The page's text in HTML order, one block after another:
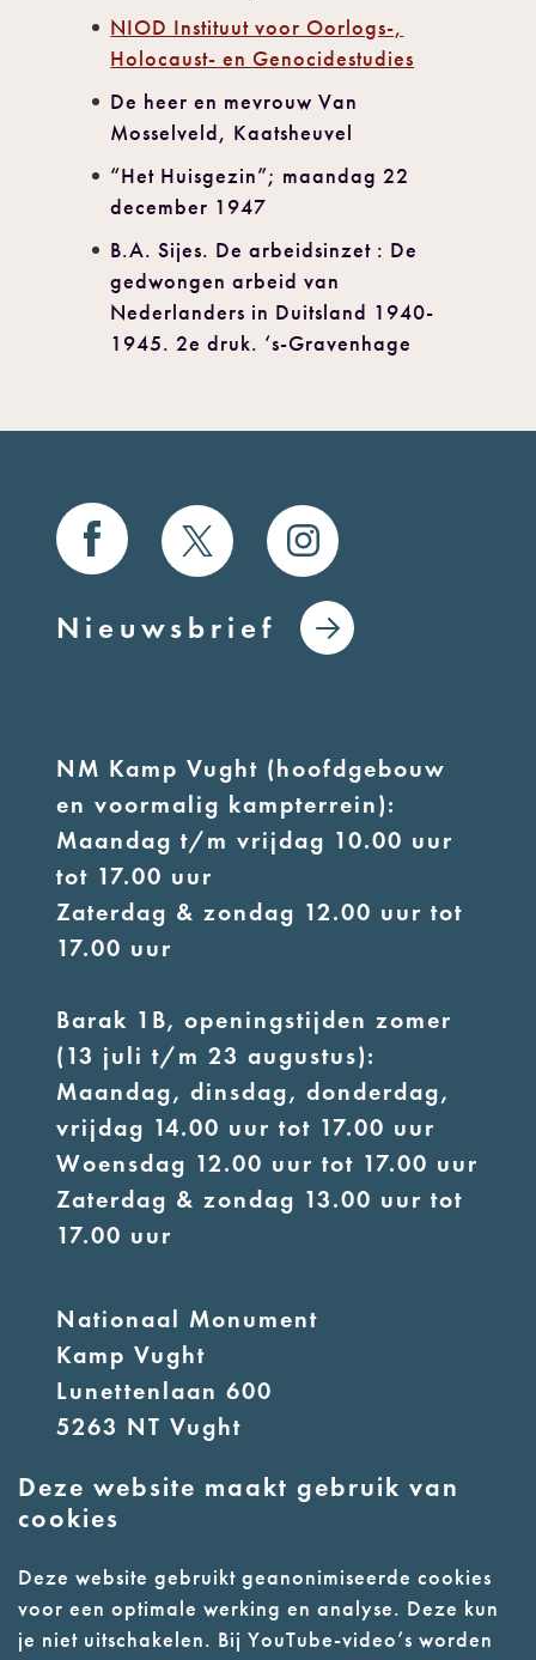
NIOD Instituut voor Oorlogs-,
Holocaust- en Genocidestudies
De heer en mevrouw Van
Mosselveld, Kaatsheuvel
“Het Huisgezin”; maandag 22
december 1947
B.A. Sijes. De arbeidsinzet : De
gedwongen arbeid van
Nederlanders in Duitsland 1940-
1945. 2e druk. ‘s-Gravenhage
Deze website maakt gebruik van
cookies
Deze website gebruikt geanonimiseerde cookies
voor een optimale werking en analyse. Deze kun
je niet uitschakelen. Bij YouTube-video’s worden
Nieuwsbrief
NM Kamp Vught (hoofdgebouw
en voormalig kampterrein):
Maandag t/m vrijdag 10.00 uur
tot 17.00 uur
Zaterdag & zondag 12.00 uur tot
17.00 uur
Barak 1B, openingstijden zomer
(13 juli t/m 23 augustus):
Maandag, dinsdag, donderdag,
vrijdag 14.00 uur tot 17.00 uur
Woensdag 12.00 uur tot 17.00 uur
Zaterdag & zondag 13.00 uur tot
17.00 uur
Nationaal Monument
Kamp Vught
Lunettenlaan 600
5263 NT Vught
E:info@nmkampvught.nl
- Parkeer in de vakken of in de